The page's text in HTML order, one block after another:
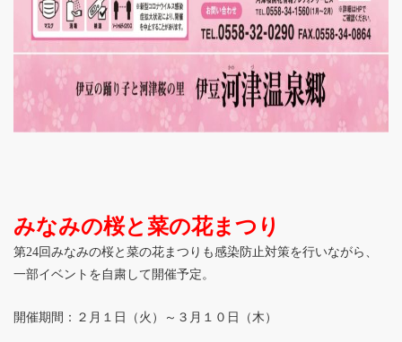
みなみの桜と菜の花まつり
第24回みなみの桜と菜の花まつりも感染防止対策を行いながら、
一部イベントを自粛して開催予定。
開催期間：２月１日（火）～３月１０日（木）